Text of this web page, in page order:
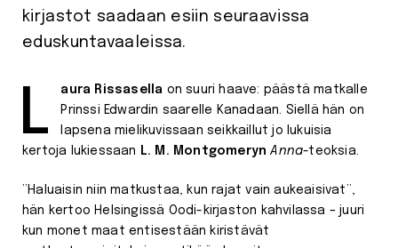
kirjastot saadaan esiin seuraavissa
eduskuntavaaleissa.
Laura Rissasella on suuri haave: päästä matkalle
Prinssi Edwardin saarelle Kanadaan. Siellä hän on
lapsena mielikuvissaan seikkaillut jo lukuisia
kertoja lukiessaan L. M. Montgomeryn Anna-teoksia.
”Haluaisin niin matkustaa, kun rajat vain aukeaisivat”,
hän kertoo Helsingissä Oodi-kirjaston kahvilassa – juuri
kun monet maat entisestään kiristävät